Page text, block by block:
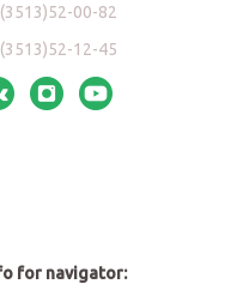
00-82
12-45
for navigator: